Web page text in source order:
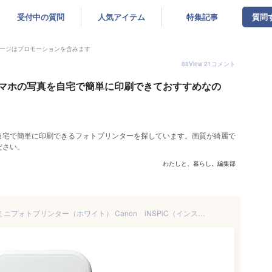
受付中の質問 人気アイテム 特集記事 質問
ジはプロモーションを含みます
88View 21 コメント
ホの写真を自宅で簡単に印刷できておすすめなの
で簡単に印刷できるフォトプリンターを探しています。画質が綺麗で
い。
わたしと、暮らし。編集部